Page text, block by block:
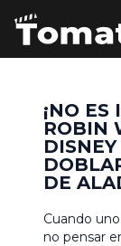
¡NO ES
ROBIN
DE
Cuando
no pensar